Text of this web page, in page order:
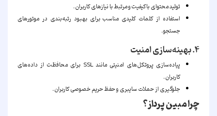
تولید محتوای باکیفیت و مرتبط با نیازهای کاربران.
استفاده از کلمات کلیدی مناسب برای بهبود رتبه‌بندی در موتورهای
جستجو.
۴. بهینه‌سازی امنیت
پیاده‌سازی پروتکل‌های امنیتی مانند SSL برای محافظت از داده‌های
کاربران.
جلوگیری از حملات سایبری و حفظ حریم خصوصی کاربران.
چرا مبین پرداز؟